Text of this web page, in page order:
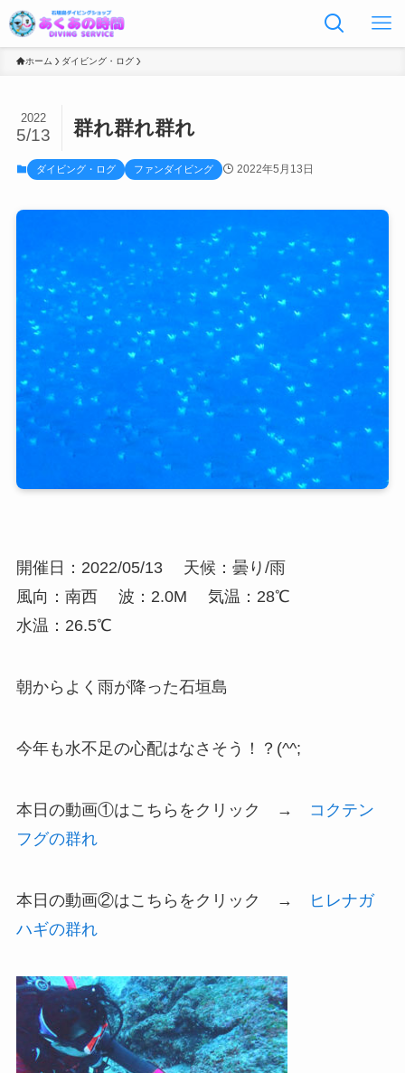
ホーム ダイビング・ログ
群れ群れ群れ
2022
5/13
ダイビング・ログ ファンダイビング 2022年5月13日
開催日：2022/05/13
天候：曇り/雨
風向：南西
波：2.0M
気温：28℃
水温：26.5℃
朝からよく雨が降った石垣島
今年も水不足の心配はなさそう！？(^^;
本日の動画①はこちらをクリック →
コクテン
フグの群れ
本日の動画②はこちらをクリック →
ヒレナガ
ハギの群れ